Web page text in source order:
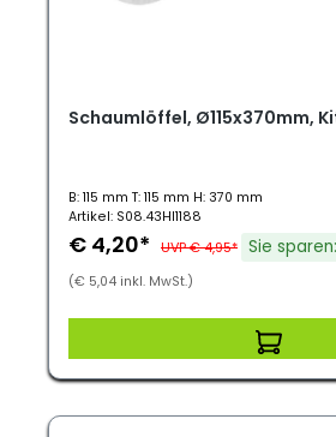
Schaumlöffel, Ø115x370mm,
B: 115 mm T: 115 mm H: 370 mm
Artikel: S08.43HI1188
€ 4,20* UVP € 4,95* Sie
(€ 5,04 inkl. MwSt.)